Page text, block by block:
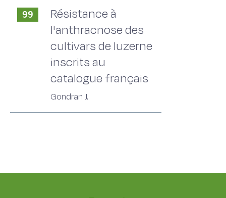
99
Résistance à
l'anthracnose des
cultivars de luzerne
inscrits au
catalogue français
Gondran J.